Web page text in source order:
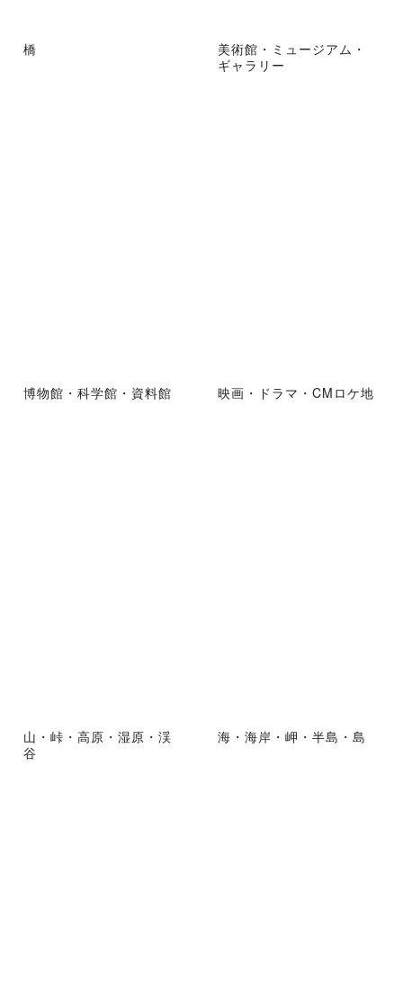
橋
美術館・ミュージアム・
ギャラリー
博物館・科学館・資料館 映画・ドラマ・CMロケ地
山・峠・高原・湿原・渓
谷
海・海岸・岬・半島・島